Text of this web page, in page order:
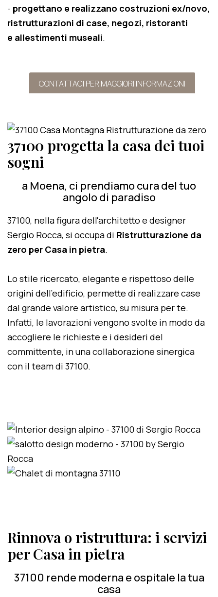
- progettano e realizzano costruzioni ex/novo,
ristrutturazioni di case, negozi, ristoranti
e allestimenti museali.
CONTATTACI PER MAGGIORI INFORMAZIONI
37100 progetta la casa dei tuoi
sogni
a Moena, ci prendiamo cura del tuo
angolo di paradiso
37100, nella figura dell'architetto e designer
Sergio Rocca, si occupa di Ristrutturazione da
zero per Casa in pietra.
Lo stile ricercato, elegante e rispettoso delle
origini dell'edificio, permette di realizzare case
dal grande valore artistico, su misura per te.
Infatti, le lavorazioni vengono svolte in modo da
accogliere le richieste e i desideri del
committente, in una collaborazione sinergica
con il team di 37100.
Rinnova o ristruttura: i servizi
per Casa in pietra
37100 rende moderna e ospitale la tua
casa